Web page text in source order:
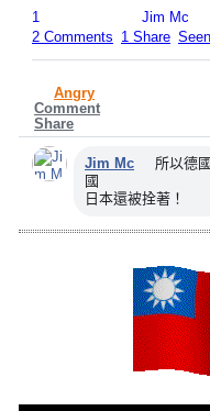
1
Jim Mc
2 Comments 1 Share
Angry
Comment
Share
Comments
Jim Mc
所以德
國
日本還被拴著！